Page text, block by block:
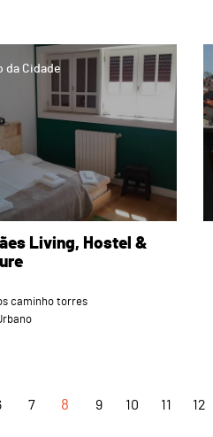
da Cidade
Living, Hostel &
caminho torres
7 8 9 10 11 12